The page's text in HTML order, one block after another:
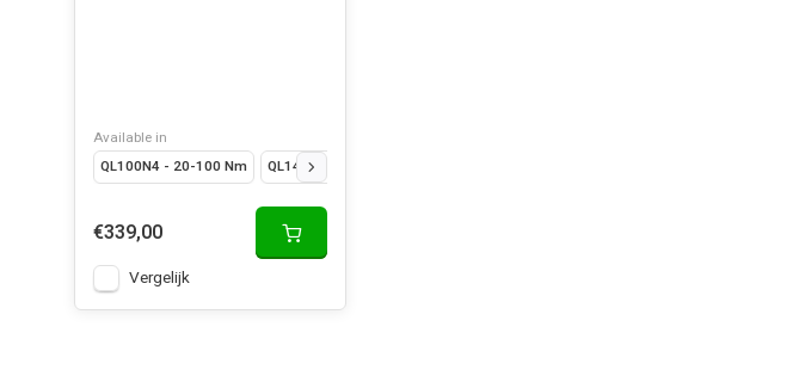
Available in
QL100N4 - 20-100 Nm
QL140N - 30-140 Nm
€339,00
Vergelijk